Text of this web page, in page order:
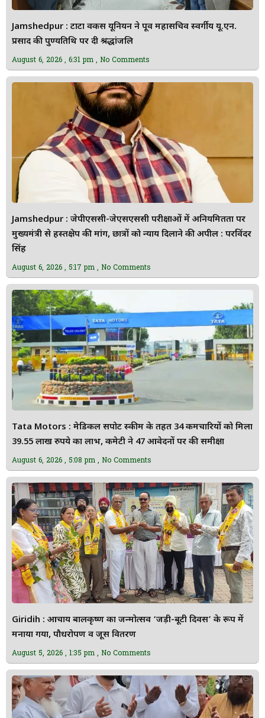
Jamshedpur : टाटा वर्कर्स यूनियन ने पूर्व महासचिव स्वर्गीय यू.एन.
प्रसाद की पुण्यतिथि पर दी श्रद्धांजलि
August 6, 2026 6:31 pm No Comments
Jamshedpur : जेपीएससी-जेएसएससी परीक्षाओं में अनियमितता पर
मुख्यमंत्री से हस्तक्षेप की मांग, छात्रों को न्याय दिलाने की अपील : परविंदर
सिंह
August 6, 2026 5:17 pm No Comments
Tata Motors : मेडिकल सपोर्ट स्कीम के तहत 34 कर्मचारियों को मिला
39.55 लाख रुपये का लाभ, कमेटी ने 47 आवेदनों पर की समीक्षा
August 6, 2026 5:08 pm No Comments
Giridih : आचार्य बालकृष्ण का जन्मोत्सव ‘जड़ी-बूटी दिवस’ के रूप में
मनाया गया, पौधरोपण व जूस वितरण
August 5, 2026 1:35 pm No Comments